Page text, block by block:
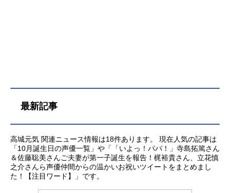
最新記事
高城元気 関連ニュース情報は18件あります。 現在人気の記事は
「10月誕生日の声優一覧」や「「いよっ！パパ！」寺島拓篤さん
＆佐藤聡美さんご夫妻が第一子誕生を報告！梶裕貴さん、立花慎
之介さんら声優仲間からの温かいお祝いツイートをまとめまし
た！【注目ワード】」です。